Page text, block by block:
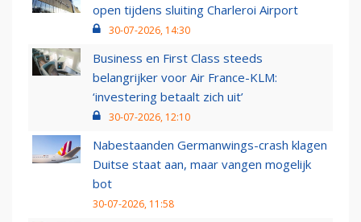
open tijdens sluiting Charleroi Airport
30-07-2026, 14:30
Business en First Class steeds
belangrijker voor Air France-KLM:
‘investering betaalt zich uit’
30-07-2026, 12:10
Nabestaanden Germanwings-crash klagen
Duitse staat aan, maar vangen mogelijk
bot
30-07-2026, 11:58